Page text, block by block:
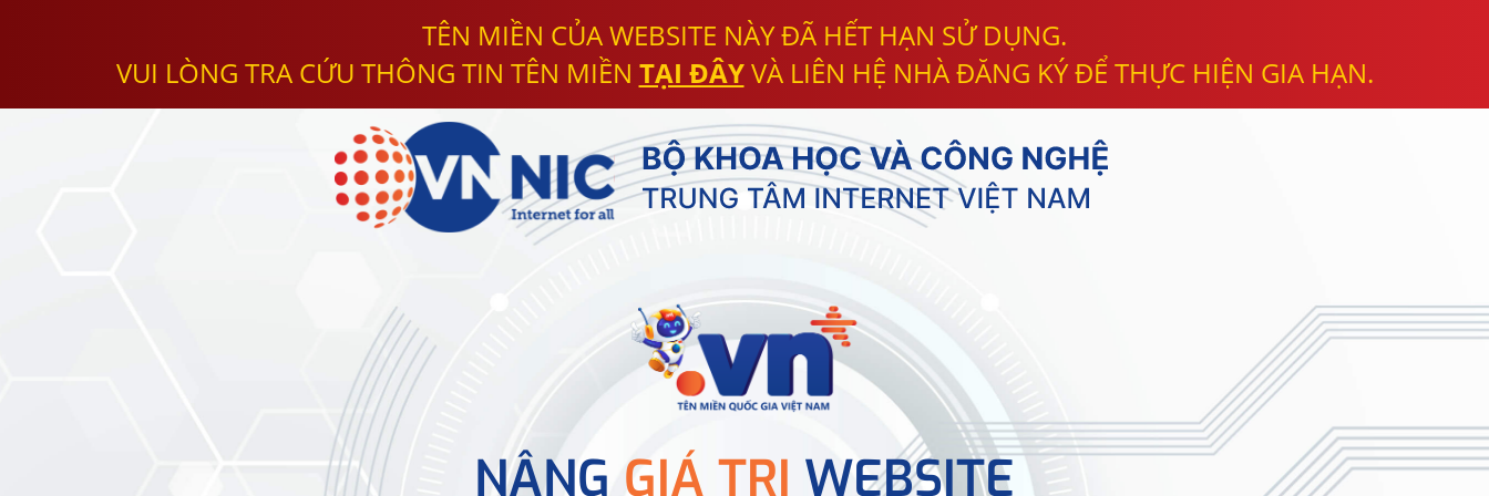
TÊN MIỀN CỦA WEBSITE NÀY ĐÃ HẾT HẠN SỬ DỤNG.
VUI LÒNG TRA CỨU THÔNG TIN TÊN MIỀN TẠI ĐÂYVÀ LIÊN HỆ NHÀ ĐĂNG KÝ ĐỂ THỰC HIỆN GIA HẠN.
NÂNG GIÁ TRỊ WEBSITE